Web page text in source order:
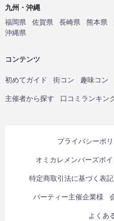
九州・沖縄
福岡県
佐賀県 長崎県 熊本県
沖縄県
コンテンツ
初めてガイド 街コン 趣味コン
主催者から探す 口コミランキン
プライバシーポ
オミカレメンバーズポ
特定商取引法に基づく表記
パーティー主催企業様
よくあ